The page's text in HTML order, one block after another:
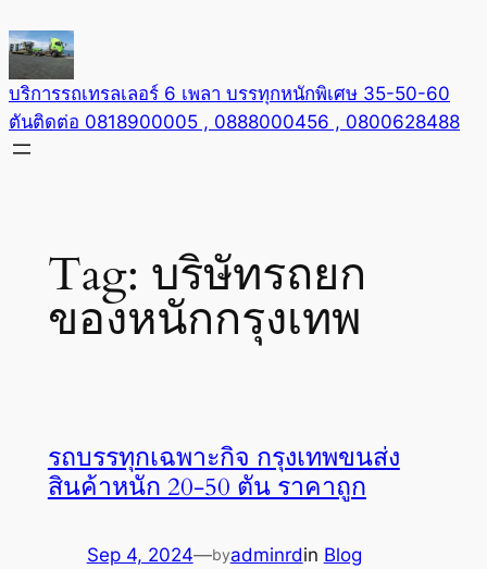
to
content
บริการรถเทรลเลอร์ 6 เพลา บรรทุกหนักพิเศษ 35-50-60
ตันติดต่อ 0818900005 , 0888000456 , 0800628488
Tag: บริษัทรถยก
ของหนักกรุงเทพ
รถบรรทุกเฉพาะกิจ กรุงเทพขนส่ง
สินค้าหนัก 20-50 ตัน ราคาถูก
Sep 4, 2024—byadminrdin Blog